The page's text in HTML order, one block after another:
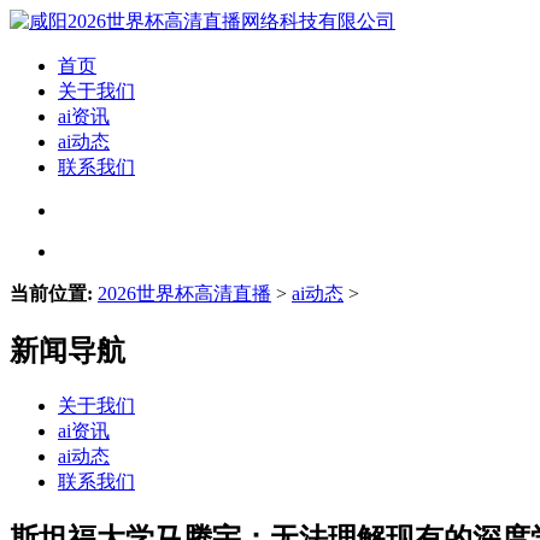
首页
关于我们
ai资讯
ai动态
联系我们
当前位置: 2026世界杯高清直播 > ai动态 >
新闻导航
关于我们
ai资讯
ai动态
联系我们